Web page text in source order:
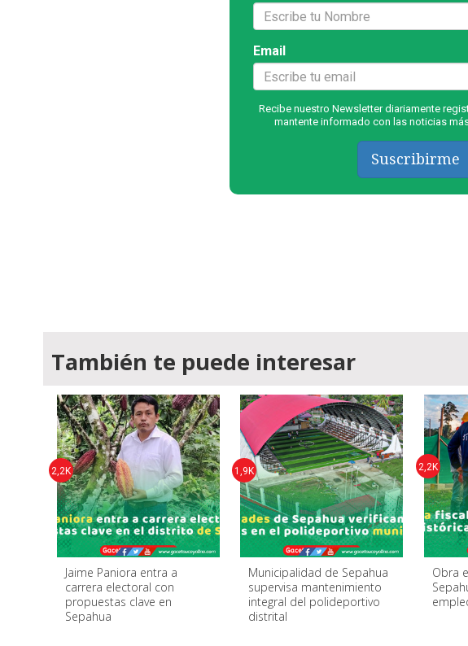
Email
Recibe nuestro Newsletter diariamente
mantente informado con las noticias
Suscribirme
También te puede interesar
Jaime Paniora entra a
carrera electoral con
propuestas clave en
Sepahua
2,2K
Municipalidad de Sepahua
supervisa mantenimiento
integral del polideportivo
distrital
1,9K
Obra
2,2K